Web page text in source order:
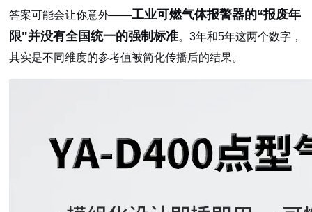
答案可能会让你意外——工业可燃气体报警器的“报废年
限"并没有全国统一的强制标准。3年和5年这两个数字，
其实是不同维度的参考值被简化传播后的结果。